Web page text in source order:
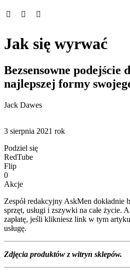
Jak się wyrwać
Bezsensowne podejście
najlepszej formy
Jack Dawes
3 sierpnia 2021 rok
Podziel się
RedTube
Flip
0
Akcje
Zespół redakcyjny AskMen dokładnie
sprzęt, usługi i zszywki na całe życie.
zapłatę, jeśli klikniesz link w tym
usługę.
Zdjęcia produktów z witryn sklepów.